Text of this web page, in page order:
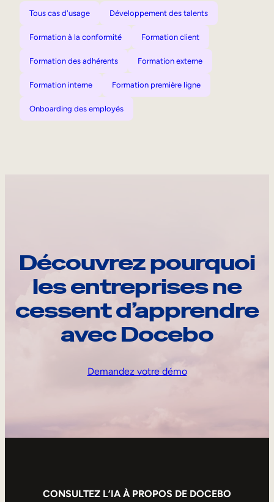
Tous cas d'usage Développement des talents
Formation à la conformité Formation client
Formation des adhérents Formation externe
Formation interne Formation première ligne
Onboarding des employés
Découvrez pourquoi
les entreprises ne
cessent d’apprendre
avec Docebo
Demandez votre démo
CONSULTEZ L’IA À PROPOS DE DOCEBO